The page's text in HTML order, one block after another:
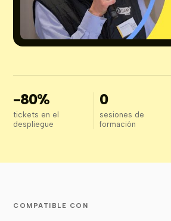
-80%
tickets en el
despliegue
0
sesiones de
formación
COMPATIBLE CON